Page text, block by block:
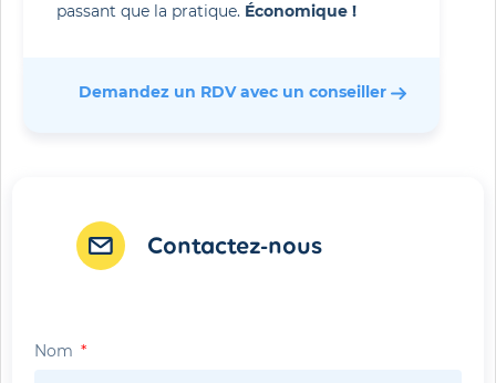
passant que la pratique. Économique !
Demandez un RDV avec un conseiller
Contactez-nous
Nom